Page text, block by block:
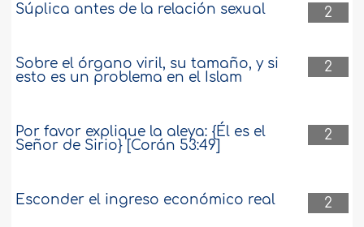
2
Súplica antes de la relación sexual
2
Sobre el órgano viril, su tamaño, y si
esto es un problema en el Islam
2
Por favor explique la aleya: {Él es el
Señor de Sirio} [Corán 53:49]
2
Esconder el ingreso económico real